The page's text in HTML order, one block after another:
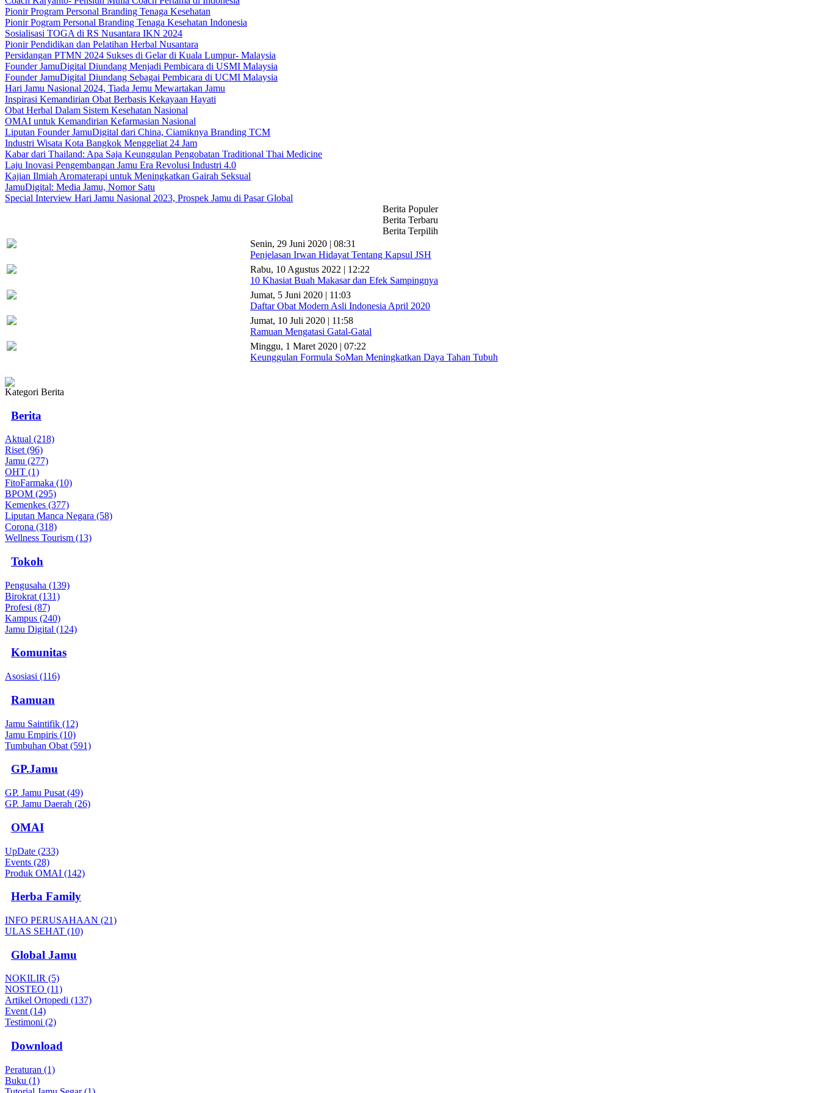
Pionir Program Personal Branding Tenaga Kesehatan
Pionir Pogram Personal Branding Tenaga Kesehatan Indonesia
Sosialisasi TOGA di RS Nusantara IKN 2024
Pionir Pendidikan dan Pelatihan Herbal Nusantara
Persidangan PTMN 2024 Sukses di Gelar di Kuala Lumpur- Malaysia
Founder JamuDigital Diundang Menjadi Pembicara di USMI Malaysia
Founder JamuDigital Diundang Sebagai Pembicara di UCMI Malaysia
Hari Jamu Nasional 2024, Tiada Jemu Mewartakan Jamu
Inspirasi Kemandirian Obat Berbasis Kekayaan Hayati
Obat Herbal Dalam Sistem Kesehatan Nasional
OMAI untuk Kemandirian Kefarmasian Nasional
Liputan Founder JamuDigital dari China, Ciamiknya Branding TCM
Industri Wisata Kota Bangkok Menggeliat 24 Jam
Kabar dari Thailand: Apa Saja Keunggulan Pengobatan Traditional Thai Medicine
Laju Inovasi Pengembangan Jamu Era Revolusi Industri 4.0
Kajian Ilmiah Aromaterapi untuk Meningkatkan Gairah Seksual
JamuDigital: Media Jamu, Nomor Satu
Special Interview Hari Jamu Nasional 2023, Prospek Jamu di Pasar Global
Berita Populer
Berita Terbaru
Berita Terpilih
Senin, 29 Juni 2020 | 08:31
Penjelasan Irwan Hidayat Tentang Kapsul JSH
Rabu, 10 Agustus 2022 | 12:22
10 Khasiat Buah Makasar dan Efek Sampingnya
Jumat, 5 Juni 2020 | 11:03
Daftar Obat Modern Asli Indonesia April 2020
Jumat, 10 Juli 2020 | 11:58
Ramuan Mengatasi Gatal-Gatal
Minggu, 1 Maret 2020 | 07:22
Keunggulan Formula SoMan Meningkatkan Daya Tahan Tubuh
Kategori Berita
Berita
Aktual (218)
Riset (96)
Jamu (277)
OHT (1)
FitoFarmaka (10)
BPOM (295)
Kemenkes (377)
Liputan Manca Negara (58)
Corona (318)
Wellness Tourism (13)
Tokoh
Pengusaha (139)
Birokrat (131)
Profesi (87)
Kampus (240)
Jamu Digital (124)
Komunitas
Asosiasi (116)
Ramuan
Jamu Saintifik (12)
Jamu Empiris (10)
Tumbuhan Obat (591)
GP.Jamu
GP. Jamu Pusat (49)
GP. Jamu Daerah (26)
OMAI
UpDate (233)
Events (28)
Produk OMAI (142)
Herba Family
INFO PERUSAHAAN (21)
ULAS SEHAT (10)
Global Jamu
NOKILIR (5)
NOSTEO (11)
Artikel Ortopedi (137)
Event (14)
Testimoni (2)
Download
Peraturan (1)
Buku (1)